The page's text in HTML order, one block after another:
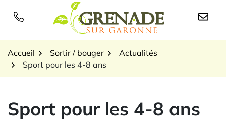
Logo Grenade sur
Accueil Sortir / bouger
Actualités
Sport pour les 4-8 ans
Sport pour les 4-8 ans